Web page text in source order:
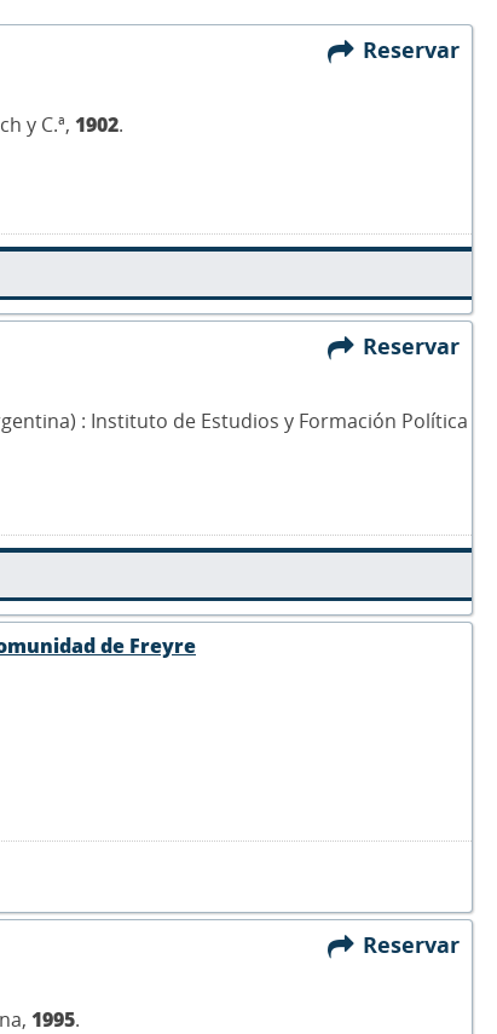
Reservar
y C.ª, 1902.
Reservar
: Instituto de Estudios y Formación Política
de Freyre
Reservar
1995.